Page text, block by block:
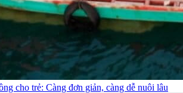
cho trẻ: Càng đơn giản, càng dễ nuôi lâu